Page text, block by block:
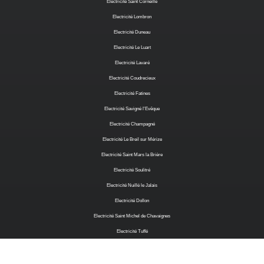
Electricité Saint Corneille
Electricité Lombron
Electricité Duneau
Electricité Le Luart
Electricité Lavaré
Electricité Coudrecieux
Electricité Fatines
Electricité Savigné l'Evêque
Electricité Champagné
Electricité Le Breil sur Mérize
Electricité Saint Mars la Brière
Electricité Soulitré
Electricité Nuillé le Jalais
Electricité Dollon
Electricité Saint Michel de Chavaignes
Electricité Tuffé